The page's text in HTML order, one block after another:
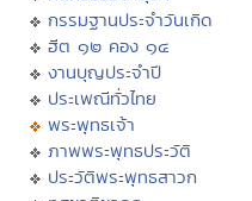
กรรมฐานประจำวันเกิด
ฮีต ๑๒ คอง ๑๔
งานบุญประจำปี
ประเพณีทั่วไทย
พระพุทธเจ้า
ภาพพระพุทธประวัติ
ประวัติพระพุทธสาวก